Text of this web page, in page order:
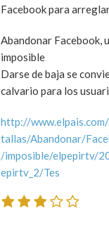
Facebook para
Abandonar Facebook,
imposible
Darse de baja se
calvario para los
http://
tallas/Abandonar/
/imposible/elpepirtv/
epirtv_2/Tes